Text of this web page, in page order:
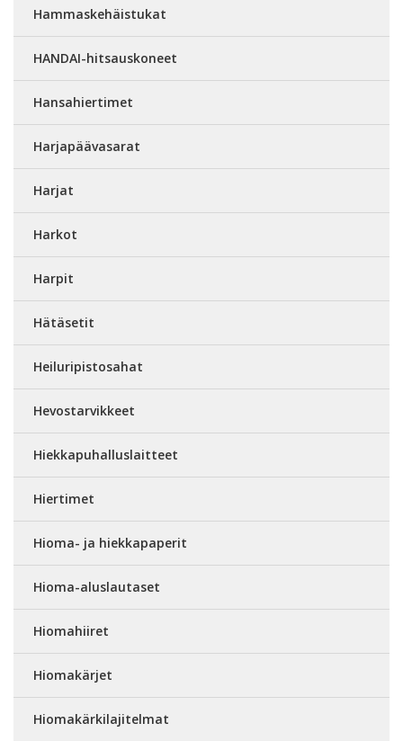
Hammaskehäistukat
HANDAI-hitsauskoneet
Hansahiertimet
Harjapäävasarat
Harjat
Harkot
Harpit
Hätäsetit
Heiluripistosahat
Hevostarvikkeet
Hiekkapuhalluslaitteet
Hiertimet
Hioma- ja hiekkapaperit
Hioma-aluslautaset
Hiomahiiret
Hiomakärjet
Hiomakärkilajitelmat